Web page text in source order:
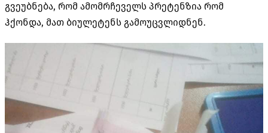
გვეუბნება, რომ ამომრჩეველს პრეტენზია რომ
ჰქონდა, მათ ბიულეტენს გამოუცვლიდნენ.